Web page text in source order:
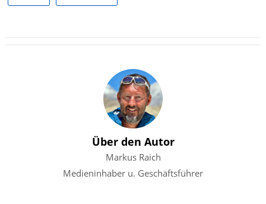
Über den Autor
Markus Raich
Medieninhaber u. Geschäftsführer